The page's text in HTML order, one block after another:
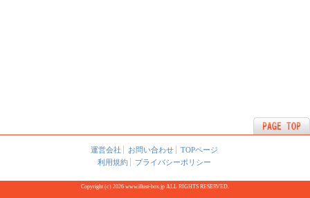
運営会社 お問い合わせ
TOPページ
利用規約
プライバシーポリシー
Copyright (c) 2026 www.illust-box.jp ALL RIGHTS RESERVED.